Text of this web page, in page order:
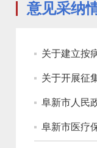
意见采纳
关于建立按
关于开展征
阜新市人民
阜新市医疗